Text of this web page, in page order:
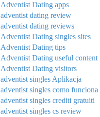
Adventist Dating apps
adventist dating review
adventist dating reviews
Adventist Dating singles sites
Adventist Dating tips
Adventist Dating useful content
Adventist Dating visitors
adventist singles Aplikacja
adventist singles como funciona
adventist singles crediti gratuiti
adventist singles cs review